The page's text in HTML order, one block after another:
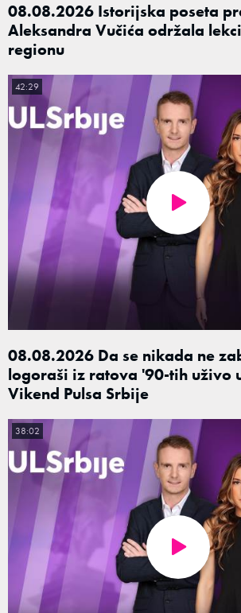
08.08.2026 Istorijska poseta
Aleksandra Vučića održala
regionu
08.08.2026 Da se nikada ne
logoraši iz ratova '90-tih uživo
Vikend Pulsa Srbije
42:29
38:02